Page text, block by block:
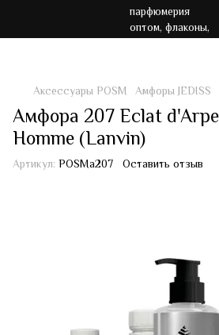
Аксессуары POSM Амфоры JEDISS
Амфора 207 Eclat
Homme (Lanvin)
Артикул: POSMa207 Оставить отзыв